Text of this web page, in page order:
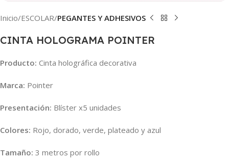
Inicio ESCOLAR PEGANTES Y ADHESIVOS
CINTA HOLOGRAMA POINTER
Producto: Cinta holográfica decorativa
Marca: Pointer
Presentación: Blíster x5 unidades
Colores: Rojo, dorado, verde, plateado y azul
Tamaño: 3 metros por rollo